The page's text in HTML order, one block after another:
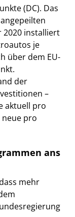
(DC). Das
2020 installiert
je
über dem EU-
der
–
aktuell pro
pro
ans
mehr